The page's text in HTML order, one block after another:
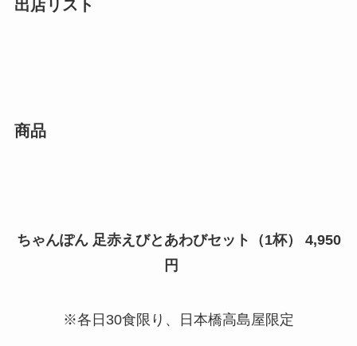
出店リスト
商品
ちゃんぽん 足赤えびとあわびセット（1杯） 4,950
円
※各日30食限り、日本橋高島屋限定